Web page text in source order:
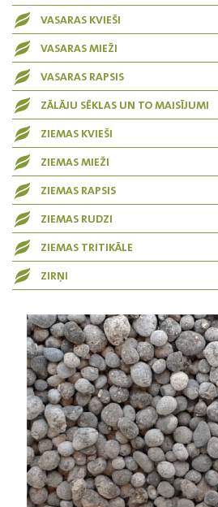
VASARAS KVIEŠI
VASARAS MIEŽI
VASARAS RAPSIS
ZĀLĀJU SĒKLAS UN TO MAISĪJUMI
ZIEMAS KVIEŠI
ZIEMAS MIEŽI
ZIEMAS RAPSIS
ZIEMAS RUDZI
ZIEMAS TRITIKĀLE
ZIRŅI